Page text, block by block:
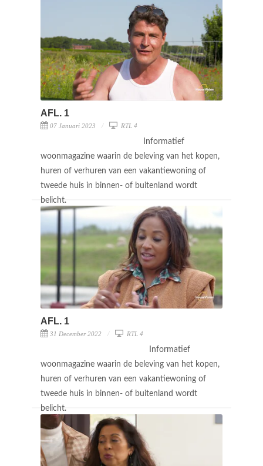
AFL. 1
07 Januari 2023 RTL 4
Informatief
woonmagazine waarin de beleving van het kopen,
huren of verhuren van een vakantiewoning of
tweede huis in binnen- of buitenland wordt
belicht.
AFL. 1
31 December 2022 RTL 4
Informatief
woonmagazine waarin de beleving van het kopen,
huren of verhuren van een vakantiewoning of
tweede huis in binnen- of buitenland wordt
belicht.